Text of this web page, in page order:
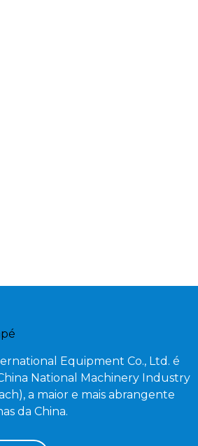
Equipment Co., Ltd. é
National Machinery Industry
a maior e mais abrangente
da China.